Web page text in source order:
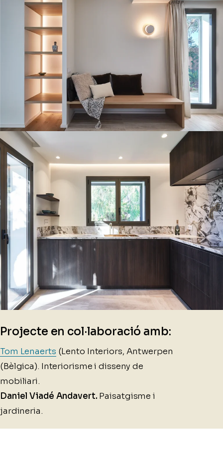
Projecte en col·laboració amb:
Tom Lenaerts (Lento Interiors, Antwerpen
(Bèlgica). Interiorisme i disseny de
mobiliari.
Daniel Viadé Andavert. Paisatgisme i
jardineria.